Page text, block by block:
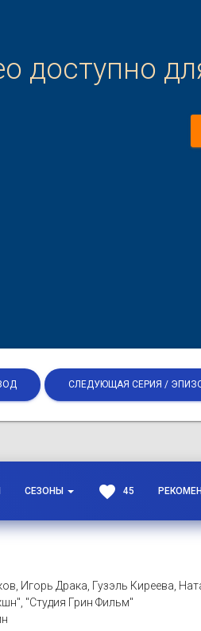
доступно
СЛЕДУЮЩАЯ СЕРИЯ /
СЕЗОНЫ favorite 45
Игорь Драка, Гузэль Киреева,
"Студия Грин Фильм"